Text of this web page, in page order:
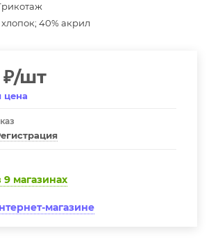
хлопок; 40% акрил
₽/шт
цена
9 магазинах
магазине